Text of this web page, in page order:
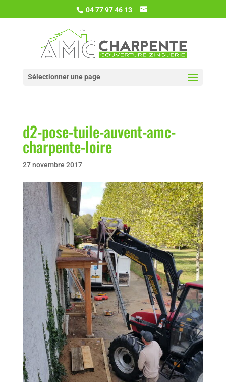
04 77 97 46 13
Sélectionner une page
d2-pose-tuile-auvent-amc-
charpente-loire
27 novembre 2017